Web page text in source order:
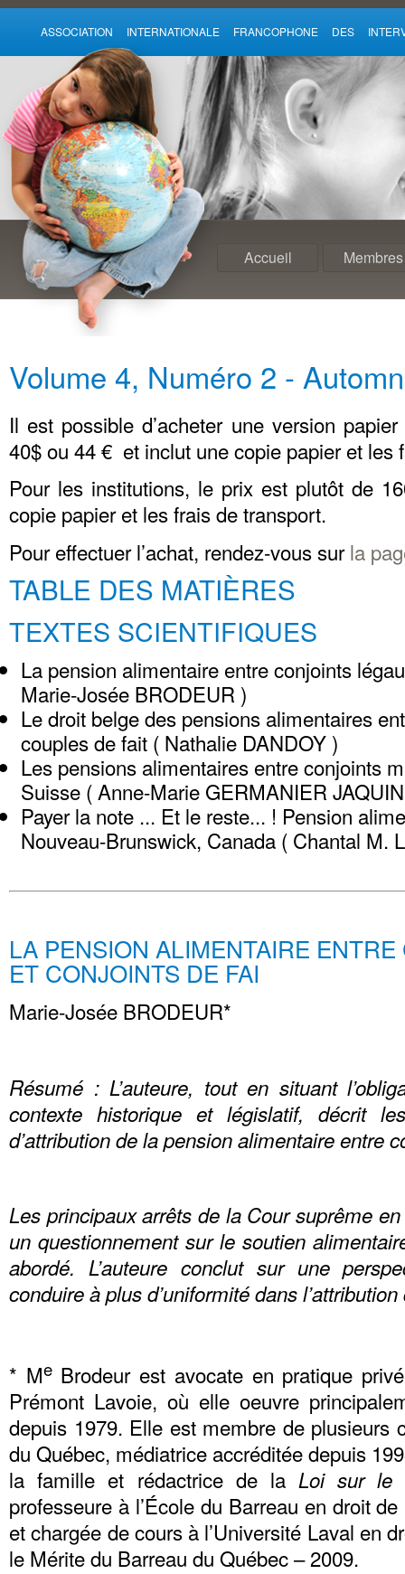
ASSOCIATION INTERNATIONALE FRANCOPHONE DES
Accueil Membres
Volume 4, Numéro 2 -
Il est possible d’acheter une version
40$ ou 44 € et inclut une copie papier et les
Pour les institutions, le prix est plutôt de
copie papier et les frais de transport.
Pour effectuer l’achat, rendez-vous surla
TABLE DES MATIÈRES
TEXTES SCIENTIFIQUES
La pension alimentaire entre conjoints
Marie-Josée BRODEUR )
Le droit belge des pensions alimentaires
couples de fait ( Nathalie DANDOY )
Les pensions alimentaires entre conjoints
Suisse ( Anne-Marie GERMANIER
Payer la note ... Et le reste... ! Pension
Nouveau-Brunswick, Canada ( Chantal M.
LA PENSION ALIMENTAIRE
ET CONJOINTS DE FAI
Marie-Josée BRODEUR*
Résumé : L’auteure, tout en situant
contexte historique et législatif, décrit
d’attribution de la pension alimentaire entre
Les principaux arrêts de la Cour suprême
un questionnement sur le soutien
abordé. L’auteure conclut sur une
conduire à plus d’uniformité dans
* Me Brodeur est avocate en pratique
Prémont Lavoie, où elle oeuvre
depuis 1979. Elle est membre de plusieurs
du Québec, médiatrice accréditée depuis
la famille et rédactrice de la Loi sur le
professeure à l’École du Barreau en droit
et chargée de cours à l’Université Laval en
le Mérite du Barreau du Québec – 2009.